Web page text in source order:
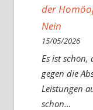
der
Nein
15/05/2026
Es ist
gegen die
Leistungen
schon…